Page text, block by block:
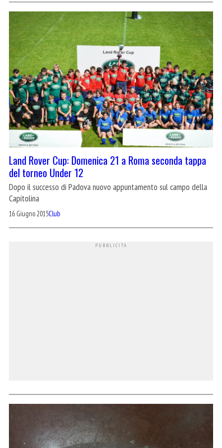
Land Rover Cup: Domenica 21 a Roma seconda tappa
del torneo Under 12
Dopo il successo di Padova nuovo appuntamento sul campo della
Capitolina
16 Giugno 2015Club